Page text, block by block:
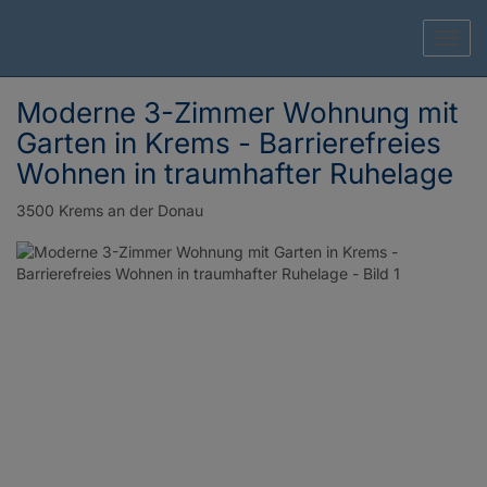
Moderne 3-Zimmer Wohnung mit
Garten in Krems - Barrierefreies
Wohnen in traumhafter Ruhelage
3500 Krems an der Donau